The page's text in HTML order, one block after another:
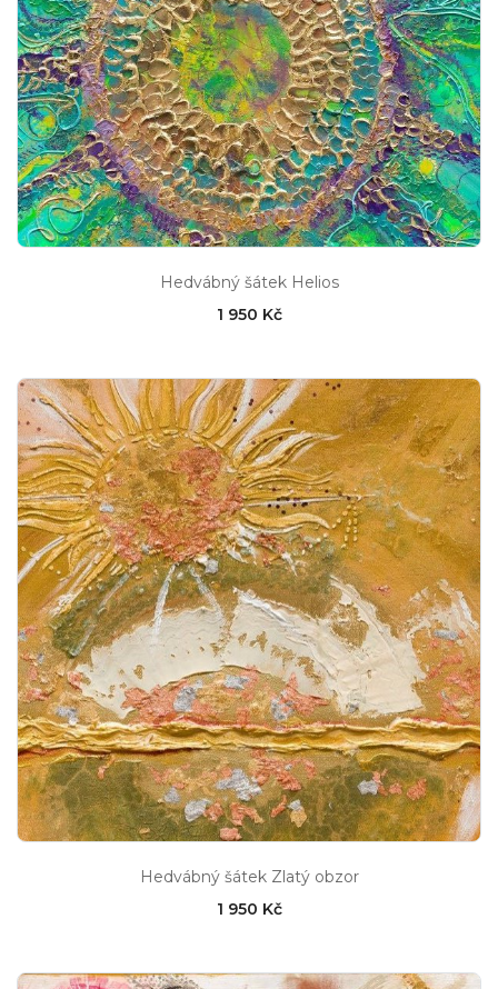
Hedvábný šátek Helios
1 950 Kč
Hedvábný šátek Zlatý obzor
1 950 Kč